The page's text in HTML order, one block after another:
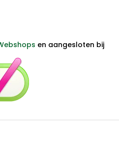
en aangesloten bij